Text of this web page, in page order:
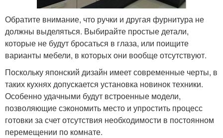
Обратите внимание, что ручки и другая фурнитура не
должны выделяться. Выбирайте простые детали,
которые не будут бросаться в глаза, или поищите
варианты мебели, в которых они вообще отсутствуют.
Поскольку японский дизайн имеет современные черты, в
таких кухнях допускается установка новинок техники.
Особенно удачными будут встроенные модели,
позволяющие сэкономить место и упростить процесс
готовки за счет отсутствия необходимости в постоянном
перемещении по комнате.